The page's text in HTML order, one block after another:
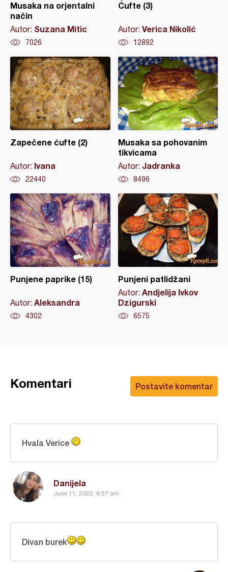
Musaka na orjentalni
način
Autor: Suzana Mitic
7026
Ćufte (3)
Autor: Verica Nikolić
12892
Zapečene ćufte (2)
Autor: Ivana
22440
Musaka sa pohovanim
tikvicama
Autor: Jadranka
8496
Punjene paprike (15)
Autor: Aleksandra
4302
Punjeni patlidžani
Autor: Andjelija Ivkov
Dzigurski
6575
Postavite komentar
Komentari
Danijela
June 11, 2022, 8:57 am
Hvala Verice
Divan burek